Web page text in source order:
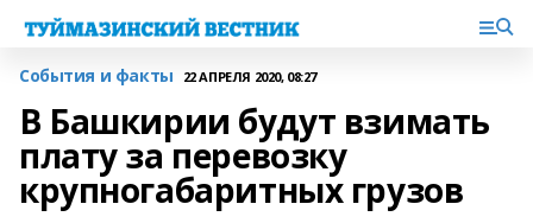
События и факты 22 АПРЕЛЯ 2020, 08:27
В Башкирии будут взимать
плату за перевозку
крупногабаритных грузов